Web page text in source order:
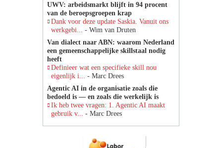
UWV: arbeidsmarkt blijft in 94 procent
van de beroepsgroepen krap
Dank voor deze update Saskia. Vanuit ons
werkgebi... - Wim van Druten
Van dialect naar ABN: waarom Nederland
een gemeenschappelijke skillstaal nodig
heeft
Definieer wat een specifieke skill nou
eigenlijk i... - Marc Drees
Agentic AI in de organisatie zoals die
bedoeld is — en zoals die werkelijk is
Ik heb twee vragen: 1. Agentic AI maakt
gebruik v... - Marc Drees